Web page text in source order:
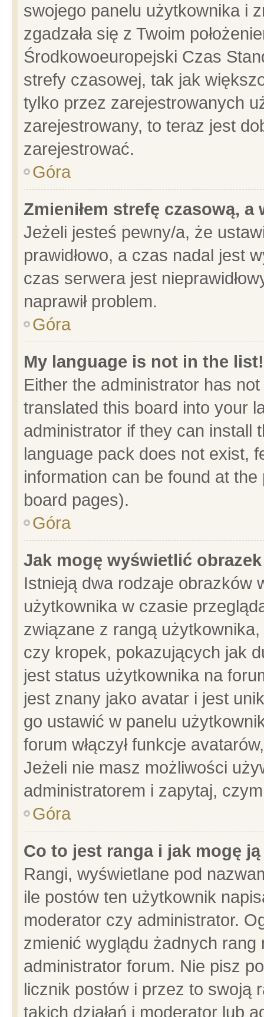
swojego panelu użytkownika i
zgadzała się z Twoim
Środkowoeuropejski Czas
strefy czasowej, tak jak
tylko przez zarejestrowanych
zarejestrowany, to teraz jest
zarejestrować.
Góra
Zmieniłem strefę czasową,
Jeżeli jesteś pewny/a, że
prawidłowo, a czas nadal jest
czas serwera jest
naprawił problem.
Góra
My language is not in the list!
Either the administrator has
translated this board into your
administrator if they can install
language pack does not exist,
information can be found at
board pages).
Góra
Jak mogę wyświetlić
Istnieją dwa rodzaje obrazków
użytkownika w czasie
związane z rangą
czy kropek, pokazujących jak
jest status użytkownika na
jest znany jako avatar i jest
go ustawić w panelu
forum włączył funkcje
Jeżeli nie masz możliwości
administratorem i zapytaj,
Góra
Co to jest ranga i jak mogę
Rangi, wyświetlane pod
ile postów ten użytkownik
moderator czy administrator.
zmienić wyglądu żadnych
administrator forum. Nie pisz
licznik postów i przez to swoją
takich działań i moderator lub